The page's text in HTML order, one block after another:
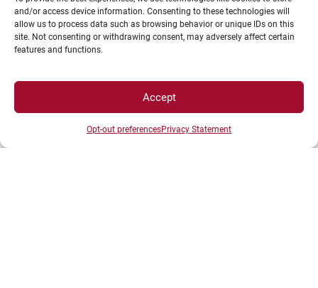
and/or access device information. Consenting to these technologies will
allow us to process data such as browsing behavior or unique IDs on this
site. Not consenting or withdrawing consent, may adversely affect certain
features and functions.
Accept
Opt-out preferencesPrivacy Statement
Plan d’accès des campus
Données personnelles et gestion des cookies
Gérer mes cookies
Politique de cookies
Politique de confidentialité